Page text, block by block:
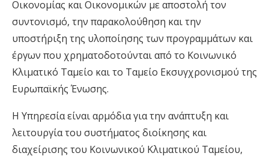
Οικονομίας και Οικονομικών με αποστολή τον
συντονισμό, την παρακολούθηση και την
υποστήριξη της υλοποίησης των προγραμμάτων και
έργων που χρηματοδοτούνται από το Κοινωνικό
Κλιματικό Ταμείο και το Ταμείο Εκσυγχρονισμού της
Ευρωπαϊκής Ένωσης.
Η Υπηρεσία είναι αρμόδια για την ανάπτυξη και
λειτουργία του συστήματος διοίκησης και
διαχείρισης του Κοινωνικού Κλιματικού Ταμείου,